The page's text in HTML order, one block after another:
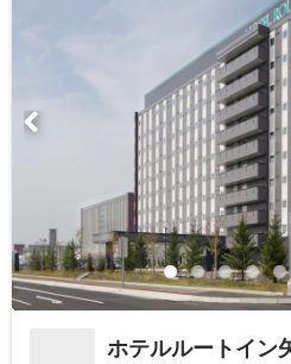
ホテルルートイン